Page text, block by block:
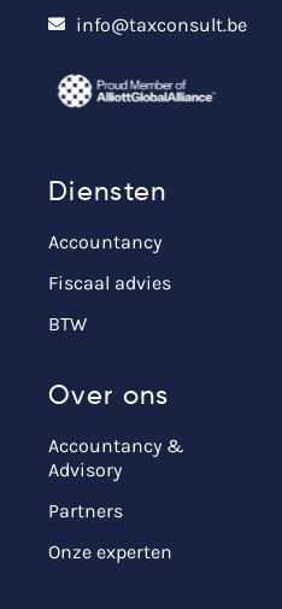
info@taxconsult.be
Diensten
Accountancy
Fiscaal advies
BTW
Over ons
Accountancy &
Advisory
Partners
Onze experten